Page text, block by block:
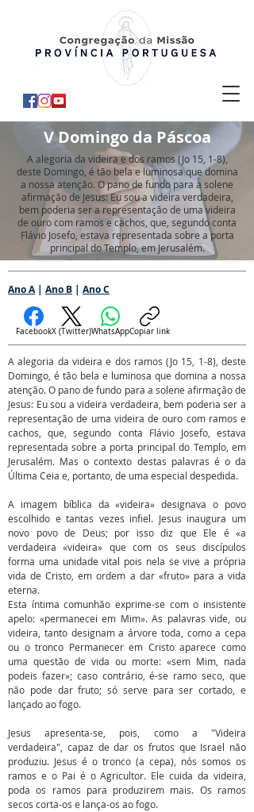
V Domingo da Páscoa
A alegoria da videira e dos ramos (Jo 15, 1-8),
deste Domingo, é tão bela e luminosa que domina
a nossa atenção. O pano de fundo para a solene
afirmação de Jesus: Eu sou a videira verdadeira,
bem poderia ser a representação de uma videira
de ouro com ramos e cachos, que, segundo conta
Flávio Josefo, estava representada sobre a porta
principal do Templo, em Jerusalém.
Ano A| Ano B | Ano C
FacebookX (Twitter)WhatsAppCopiar link
A alegoria da videira e dos ramos (Jo 15, 1-8), deste
Domingo, é tão bela e luminosa que domina a nossa
atenção. O pano de fundo para a solene afirmação de
Jesus: Eu sou a videira verdadeira, bem poderia ser a
representação de uma videira de ouro com ramos e
cachos, que, segundo conta Flávio Josefo, estava
representada sobre a porta principal do Templo, em
Jerusalém. Mas o contexto destas palavras é o da
Última Ceia e, portanto, de uma especial despedida.
A imagem bíblica da «videira» designava o povo
escolhido e tantas vezes infiel. Jesus inaugura um
novo povo de Deus; por isso diz que Ele é «a
verdadeira «videira» que com os seus discípulos
forma uma unidade vital pois nela se vive a própria
vida de Cristo, em ordem a dar «fruto» para a vida
eterna.
Esta íntima comunhão exprime-se com o insistente
apelo: «permanecei em Mim». As palavras vide, ou
videira, tanto designam a árvore toda, como a cepa
ou o tronco Permanecer em Cristo aparece como
uma questão de vida ou morte: «sem Mim, nada
podeis fazer»; caso contrário, é-se ramo seco, que
não pode dar fruto; só serve para ser cortado, e
lançado ao fogo.
Jesus apresenta-se, pois, como a "Videira
verdadeira", capaz de dar os frutos que Israel não
produziu. Jesus é o tronco (a cepa), nós somos os
ramos e o Pai é o Agricultor. Ele cuida da videira,
poda os ramos para produzirem mais. Os ramos
secos corta-os e lança-os ao fogo.